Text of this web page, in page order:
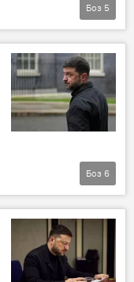
Амалиёти вижаи Русия барои ҳимояи Донбасс: охирин хабарҳо
президент
Боз 5
Амалиёти вижаи Русия барои ҳимояи Донбасс: охирин хабарҳо
Боз 6